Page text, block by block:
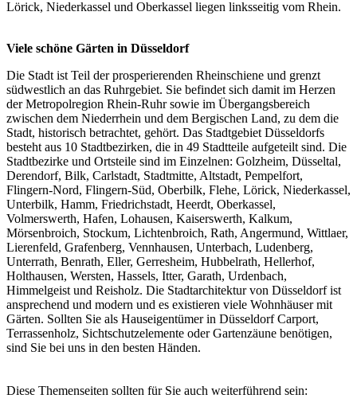
Lörick, Niederkassel und Oberkassel liegen linksseitig vom Rhein.
Viele schöne Gärten in Düsseldorf
Die Stadt ist Teil der prosperierenden Rheinschiene und grenzt
südwestlich an das Ruhrgebiet. Sie befindet sich damit im Herzen
der Metropolregion Rhein-Ruhr sowie im Übergangsbereich
zwischen dem Niederrhein und dem Bergischen Land, zu dem die
Stadt, historisch betrachtet, gehört. Das Stadtgebiet Düsseldorfs
besteht aus 10 Stadtbezirken, die in 49 Stadtteile aufgeteilt sind. Die
Stadtbezirke und Ortsteile sind im Einzelnen: Golzheim, Düsseltal,
Derendorf, Bilk, Carlstadt, Stadtmitte, Altstadt, Pempelfort,
Flingern-Nord, Flingern-Süd, Oberbilk, Flehe, Lörick, Niederkassel,
Unterbilk, Hamm, Friedrichstadt, Heerdt, Oberkassel,
Volmerswerth, Hafen, Lohausen, Kaiserswerth, Kalkum,
Mörsenbroich, Stockum, Lichtenbroich, Rath, Angermund, Wittlaer,
Lierenfeld, Grafenberg, Vennhausen, Unterbach, Ludenberg,
Unterrath, Benrath, Eller, Gerresheim, Hubbelrath, Hellerhof,
Holthausen, Wersten, Hassels, Itter, Garath, Urdenbach,
Himmelgeist und Reisholz. Die Stadtarchitektur von Düsseldorf ist
ansprechend und modern und es existieren viele Wohnhäuser mit
Gärten. Sollten Sie als Hauseigentümer in Düsseldorf Carport,
Terrassenholz, Sichtschutzelemente oder Gartenzäune benötigen,
sind Sie bei uns in den besten Händen.
Diese Themenseiten sollten für Sie auch weiterführend sein: